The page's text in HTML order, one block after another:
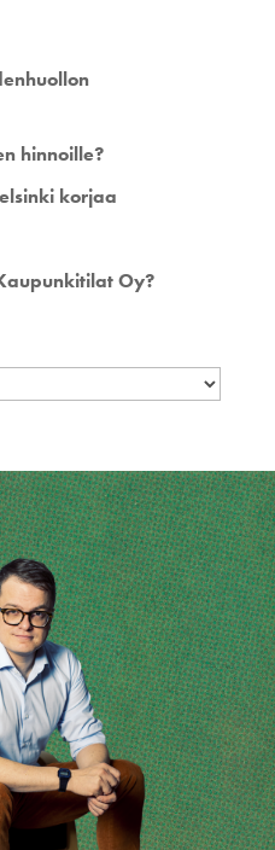
hinnoille?
korjaa
Oy?